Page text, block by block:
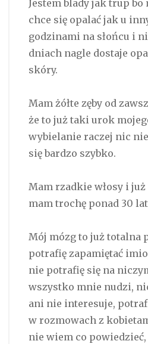
Jestem blady jak trup
chce się opalać jak u
godzinami na słońcu i
dniach nagle dostaje
skóry.
Mam żółte zęby od
że to już taki urok
wybielanie raczej nic
się bardzo szybko.
Mam rzadkie włosy i
mam trochę ponad 30 lat
Mój mózg to już totalna
potrafię zapamiętać
nie potrafię się na
wszystko mnie nudzi,
ani nie interesuje,
w rozmowach z
nie wiem co